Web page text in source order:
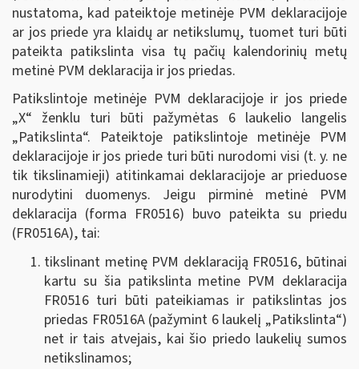
nustatoma, kad pateiktoje metinėje PVM deklaracijoje
ar jos priede yra klaidų ar netikslumų, tuomet turi būti
pateikta patikslinta visa tų pačių kalendorinių metų
metinė PVM deklaracija ir jos priedas.
Patikslintoje metinėje PVM deklaracijoje ir jos priede
„X“ ženklu turi būti pažymėtas 6 laukelio langelis
„Patikslinta“. Pateiktoje patikslintoje metinėje PVM
deklaracijoje ir jos priede turi būti nurodomi visi (t. y. ne
tik tikslinamieji) atitinkamai deklaracijoje ar prieduose
nurodytini duomenys. Jeigu pirminė metinė PVM
deklaracija (forma FR0516) buvo pateikta su priedu
(FR0516A), tai:
tikslinant metinę PVM deklaraciją FR0516, būtinai
kartu su šia patikslinta metine PVM deklaracija
FR0516 turi būti pateikiamas ir patikslintas jos
priedas FR0516A (pažymint 6 laukelį „Patikslinta“)
net ir tais atvejais, kai šio priedo laukelių sumos
netikslinamos;